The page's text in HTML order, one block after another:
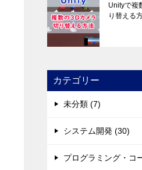
Unityで複
り替える
カテゴリー
未分類 (7)
システム開発 (30)
プログラミング・コ